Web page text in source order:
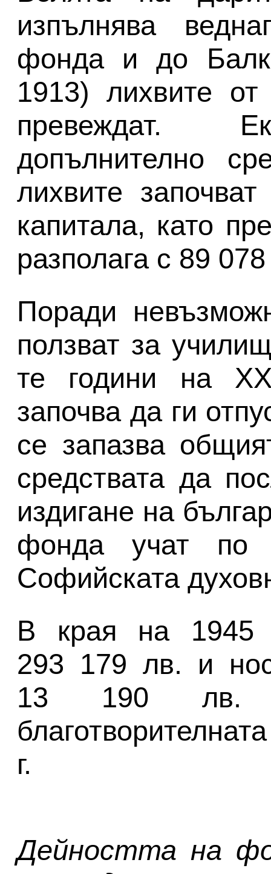
изпълнява
фонда и до
1913) лихвите
превеждат.
допълнително
лихвите
капитала, като
разполага с 89
Поради
ползват за
те години на
започва да ги
се запазва
средствата да
издигане на
фонда учат по
Софийската
В края на 1945
293 179 лв. и
13 190 лв.
г.
Дейността на